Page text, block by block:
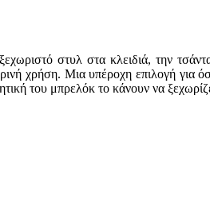
στυλ στα κλειδιά, την
χρήση. Μια υπέροχη επιλογή
του μπρελόκ το κάνουν να